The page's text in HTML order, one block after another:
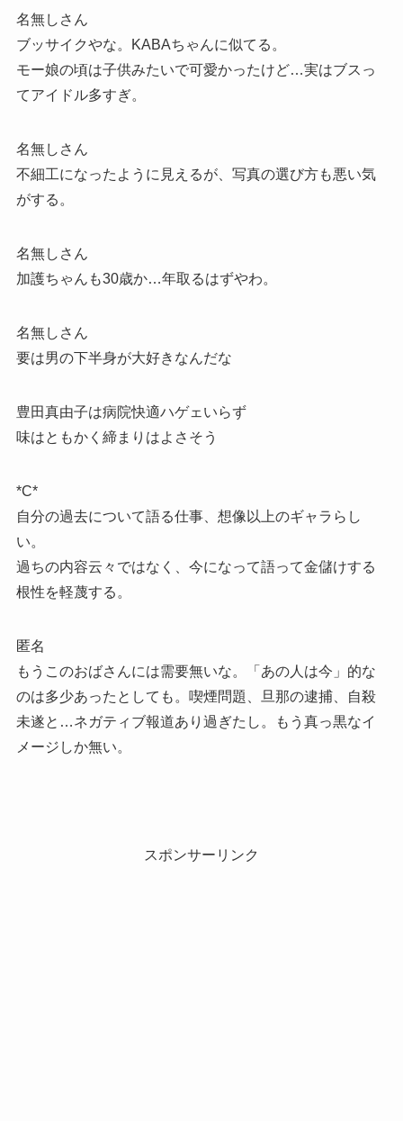
名無しさん
ブッサイクやな。KABAちゃんに似てる。
モー娘の頃は子供みたいで可愛かったけど…実はブスっ
てアイドル多すぎ。
名無しさん
不細工になったように見えるが、写真の選び方も悪い気
がする。
名無しさん
加護ちゃんも30歳か…年取るはずやわ。
名無しさん
要は男の下半身が大好きなんだな
豊田真由子は病院快適ハゲェいらず
味はともかく締まりはよさそう
*C*
自分の過去について語る仕事、想像以上のギャラらし
い。
過ちの内容云々ではなく、今になって語って金儲けする
根性を軽蔑する。
匿名
もうこのおばさんには需要無いな。「あの人は今」的な
のは多少あったとしても。喫煙問題、旦那の逮捕、自殺
未遂と…ネガティブ報道あり過ぎたし。もう真っ黒なイ
メージしか無い。
スポンサーリンク